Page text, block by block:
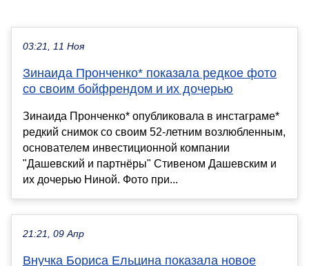
03:21, 11 Ноя
Зинаида Пронченко* показала редкое фото
со своим бойфрендом и их дочерью
Зинаида Пронченко* опубликовала в инстаграме*
редкий снимок со своим 52-летним возлюбленным,
основателем инвестиционной компании
"Дашевский и партнёры" Стивеном Дашевским и
их дочерью Ниной. Фото при...
21:21, 09 Апр
Внучка Бориса Ельцина показала новое